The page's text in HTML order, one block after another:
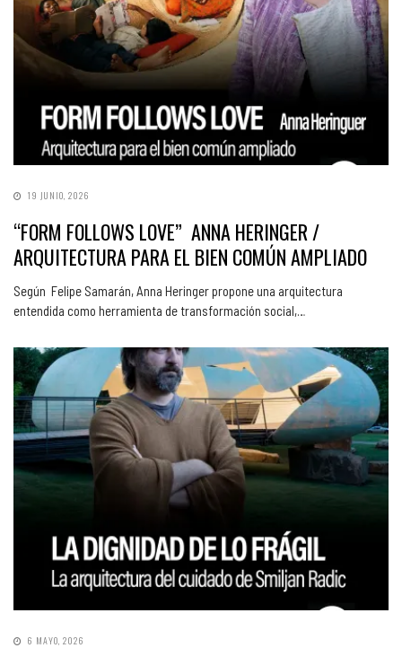
19 JUNIO, 2026
“FORM FOLLOWS LOVE” ANNA HERINGER /
ARQUITECTURA PARA EL BIEN COMÚN AMPLIADO
Según Felipe Samarán, Anna Heringer propone una arquitectura
entendida como herramienta de transformación social,…
6 MAYO, 2026